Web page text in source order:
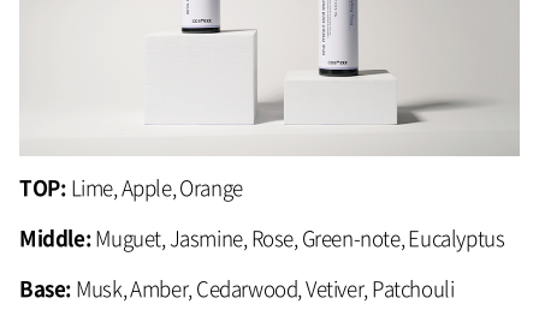
TOP: Lime, Apple, Orange
Middle:Muguet, Jasmine, Rose, Green-note, Eucalyptus
Base: Musk, Amber, Cedarwood, Vetiver, Patchouli